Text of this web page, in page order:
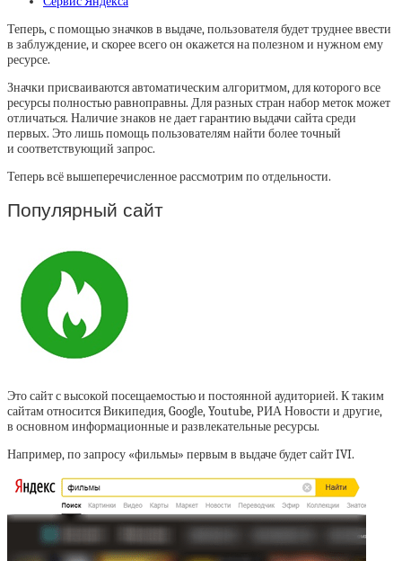
Теперь, с помощью значков в выдаче, пользователя будет труднее ввести
в заблуждение, и скорее всего он окажется на полезном и нужном ему
ресурсе.
Значки присваиваются автоматическим алгоритмом, для которого все
ресурсы полностью равноправны. Для разных стран набор меток может
отличаться. Наличие знаков не дает гарантию выдачи сайта среди
первых. Это лишь помощь пользователям найти более точный
и соответствующий запрос.
Теперь всё вышеперечисленное рассмотрим по отдельности.
Популярный сайт
Это сайт с высокой посещаемостью и постоянной аудиторией. К таким
сайтам относится Википедия, Google, Youtube, РИА Новости и другие,
в основном информационные и развлекательные ресурсы.
Например, по запросу «фильмы» первым в выдаче будет сайт IVI.